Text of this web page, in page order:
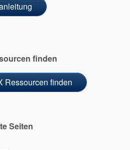
finden
Ressourcen finden
Seiten